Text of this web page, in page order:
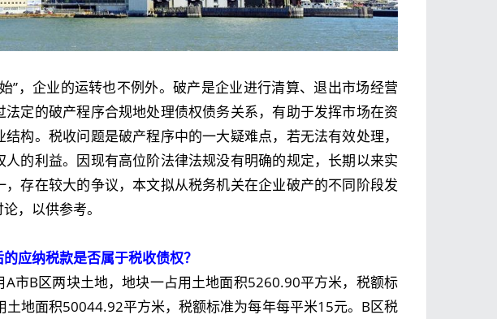
”，企业的运转也不例外。破产是企业进行清算、退出市场经营
定的破产程序合规地处理债权债务关系，有助于发挥市场在资
构。税收问题是破产程序中的一大疑难点，若无法有效处理，
的利益。因现有高位阶法律法规没有明确的规定，长期以来实
存在较大的争议，本文拟从税务机关在企业破产的不同阶段发
，以供参考。
应纳税款是否属于税收债权？
市B区两块土地，地块一占用土地面积5260.90平方米，税额标
土地面积50044.92平方米，税额标准为每年每平米15元。B区税